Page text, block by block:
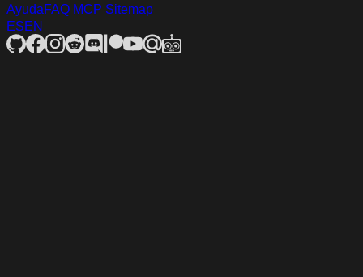
AyudaFAQ MCP Sitemap
ESEN